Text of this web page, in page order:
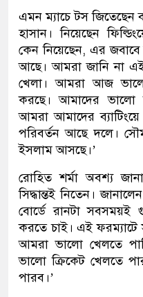
এমন ম্যাচে টস জিতেছেন
হাসান। নিয়েছেন
কেন নিয়েছেন, এর জবাবে
আছে। আমরা জানি না
খেলা। আমরা আজ
করছে। আমাদের ভালো
আমরা আমাদের
পরিবর্তন আছে দলে।
ইসলাম আসছে।’
রোহিত শর্মা অবশ্য
সিদ্ধান্তই নিতেন।
বোর্ডে রানটা সবসময়ই
করতে চাই। এই ফরম্যাটে
আমরা ভালো খেলতে
ভালো ক্রিকেট খেলতে
পারব।’